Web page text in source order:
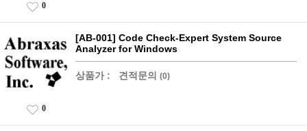
0
[AB-001] Code Check-Expert System Source
Analyzer for Windows
상품가 : 견적문의 (0)
0